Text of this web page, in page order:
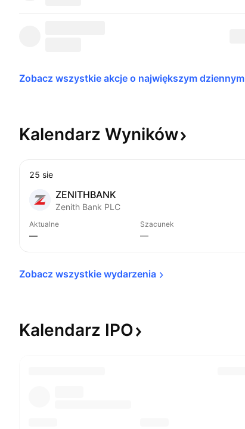
Zobacz wszystkie akcje o największym dziennym
Kalendarz Wyników
25 sie
ZENITHBANK
Zenith Bank PLC
Aktualne
—
Szacunek
—
Zobacz wszystkie wydarzenia
Kalendarz IPO